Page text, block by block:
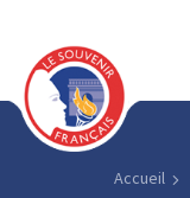
Accueil